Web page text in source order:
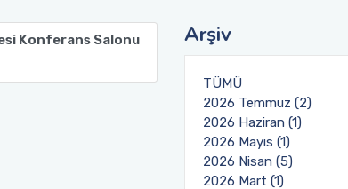
Konferans Salonu
Arşiv
TÜMÜ
2026 Temmuz (2)
2026 Haziran (1)
2026 Mayıs (1)
2026 Nisan (5)
2026 Mart (1)